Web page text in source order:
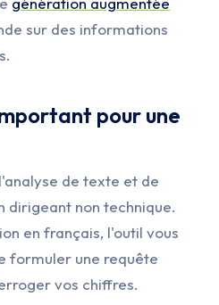
sur des informations
pour une
de texte et de
dirigeant non technique.
en français, l'outil vous
formuler une requête
vos chiffres.